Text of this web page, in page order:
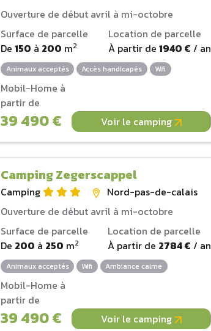
Ouverture de début avril à mi-octobre
Surface de parcelle
De150 à 200 m2
Location de parcelle
À partir de 1940 € / an
Animaux acceptés Accès handicapés Wifi
Mobil-Home à
partir de
39 490 € Voir le camping
Camping Zegerscappel
Camping
Nord-pas-de-calais
Ouverture de début avril à mi-octobre
Surface de parcelle
De 200 à 250 m2
Location de parcelle
À partir de 2784 € / an
Animaux acceptés Wifi Ambiance calme
Mobil-Home à
partir de
39 490 € Voir le camping